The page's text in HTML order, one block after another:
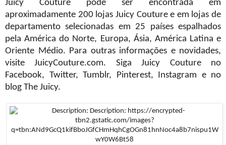
Juicy Couture pode ser encontrada em
aproximadamente 200 lojas Juicy Couture e em lojas de
departamento selecionadas em 25 países espalhados
pela América do Norte, Europa, Ásia, América Latina e
Oriente Médio. Para outras informações e novidades,
visite JuicyCouture.com. Siga Juicy Couture no
Facebook, Twitter, Tumblr, Pinterest, Instagram e no
blog The Juicy.